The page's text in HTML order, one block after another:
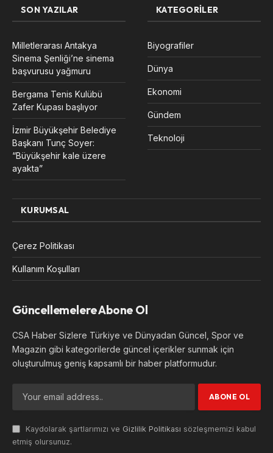
SON YAZILAR
Milletlerarası Antakya
Sinema Şenliği’ne sinema
başvurusu yağmuru
Bergama Tenis Kulübü
Zafer Kupası başlıyor
İzmir Büyükşehir Belediye
Başkanı Tunç Soyer:
“Büyükşehir kale üzere
ayakta”
KATEGORILER
Biyografiler
Dünya
Ekonomi
Gündem
Teknoloji
KURUMSAL
Çerez Politikası
Kullanım Koşulları
Güncellemelere Abone Ol
CSA Haber Sizlere Türkiye ve Dünyadan Güncel, Spor ve
Magazin gibi kategorilerde güncel içerikler sunmak için
oluşturulmuş geniş kapsamlı bir haber platformudur.
Kaydolarak şartlarımızı ve Gizlilik Politikası sözleşmemizi kabul
etmiş olursunuz.